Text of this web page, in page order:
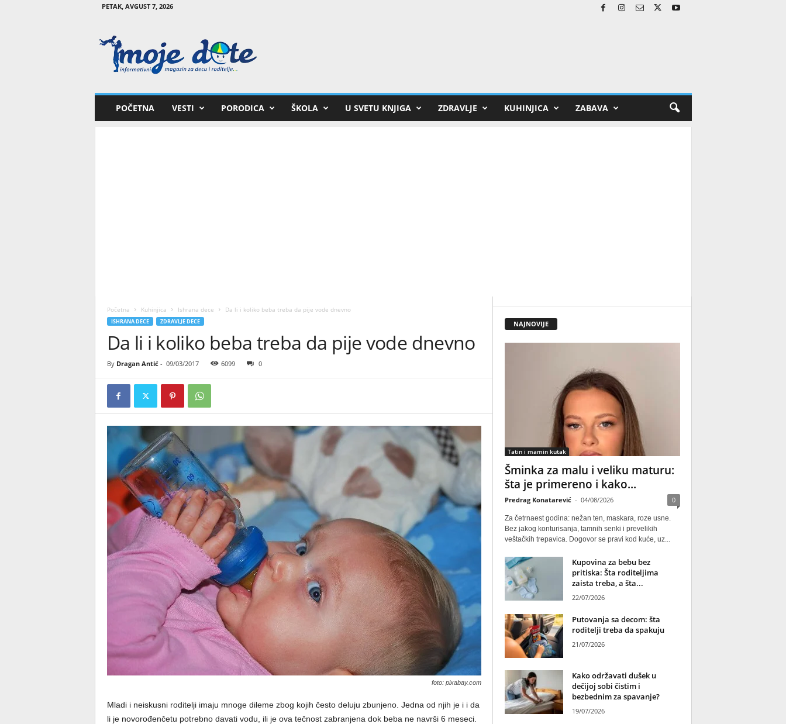
PETAK, AVGUST 7, 2026
o
POČETNA VESTI PORODICA ŠKOLA U SVETU KNJIGA ZDRAVLJE KUHINJICA ZABAVA
Početna Kuhinjica Ishrana dece Da li i koliko beba treba da pije vode dnevno
ISHRANA DECE ZDRAVLJE DECE
Da li i koliko beba treba da pije vode dnevno
By Dragan Antić- 09/03/2017 6099 0
foto: pixabay.com
Mladi i neiskusni roditelji imaju mnoge dileme zbog kojih često deluju zbunjeno. Jedna od njih je i i da
li je novorođenčetu potrebno davati vodu, ili je ova tečnost zabranjena dok beba ne navrši 6 meseci.
NAJNOVIJE
Tatin i mamin kutak
Šminka za malu i veliku maturu:
šta je primereno i kako...
Predrag Konatarević - 04/08/2026 0
Za četrnaest godina: nežan ten, maskara, roze usne.
Bez jakog konturisanja, tamnih senki i prevelikih
veštačkih trepavica. Dogovor se pravi kod kuće, uz...
Kupovina za bebu bez
pritiska: Šta roditeljima
zaista treba, a šta...
22/07/2026
Putovanja sa decom: šta
roditelji treba da spakuju
21/07/2026
Kako održavati dušek u
dečijoj sobi čistim i
bezbednim za spavanje?
19/07/2026